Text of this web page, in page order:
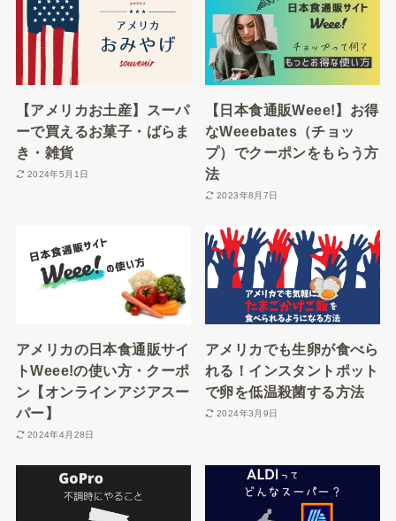
【アメリカお土産】スーパ
ーで買えるお菓子・ばらま
き・雑貨
2024年5月1日
【日本食通販Weee!】お得
なWeeebates（チョッ
プ）でクーポンをもらう方
法
2023年8月7日
アメリカの日本食通販サイ
トWeee!の使い方・クーポ
ン【オンラインアジアスー
パー】
2024年4月28日
アメリカでも生卵が食べら
れる！インスタントポット
で卵を低温殺菌する方法
2024年3月9日